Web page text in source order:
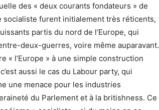
des « deux courants fondateurs » de
socialiste furent initialement très réticents,
partis du nord de l’Europe, qui
deux-guerres, voire même auparavant.
« l’Europe » à une simple construction
aussi le cas du Labour party, qui
une menace pour les industries
du Parlement et à la britishness. Ce